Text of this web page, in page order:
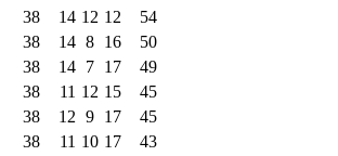
38 14 12 12
54
38 14 8 16
50
38 14 7 17
49
38 11 12 15
45
38 12 9 17
45
38 11 10 17
43